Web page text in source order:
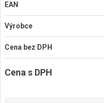
EAN
Výrobce
Cena bez DPH
Cena s DPH